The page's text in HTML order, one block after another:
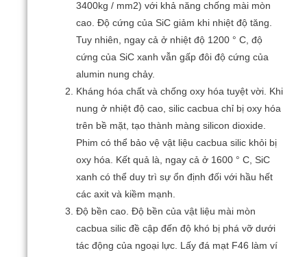
3400kg / mm2) với khả năng chống mài mòn
cao.Độ cứng của SiC giảm khi nhiệt độ tăng.
Tuy nhiên, ngay cả ở nhiệt độ 1200 ° C, độ
cứng của SiC xanh vẫn gấp đôi độ cứng của
alumin nung chảy.
Kháng hóa chất và chống oxy hóa tuyệt vời. Khi
nung ở nhiệt độ cao, silic cacbua chỉ bị oxy hóa
trên bề mặt, tạo thành màng silicon dioxide.
Phim có thể bảo vệ vật liệu cacbua silic khỏi bị
oxy hóa. Kết quả là, ngay cả ở 1600 ° C, SiC
xanh có thể duy trì sự ổn định đối với hầu hết
các axit và kiềm mạnh.
Độ bền cao.Độ bền của vật liệu mài mòn
cacbua silic đề cập đến độ khó bị phá vỡ dưới
tác động của ngoại lực. Lấy đá mạt F46 làm ví